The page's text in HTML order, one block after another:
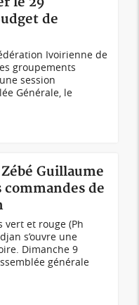
de
Ivoirienne de
groupements
session
Générale, le
Guillaume
de
vert et rouge (Ph
s’ouvre une
Dimanche 9
générale